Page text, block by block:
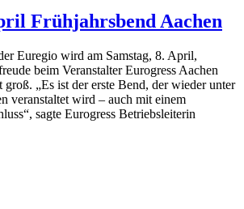
Frühjahrsbend Aachen
Euregio wird am Samstag, 8. April,
beim Veranstalter Eurogress Aachen
„Es ist der erste Bend, der wieder unter
veranstaltet wird – auch mit einem
sagte Eurogress Betriebsleiterin